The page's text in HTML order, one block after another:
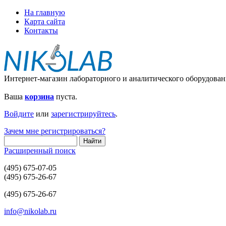
На главную
Карта сайта
Контакты
Интернет-магазин лабораторного и аналитического
Ваша корзина пуста.
Войдите или зарегистрируйтесь.
Зачем мне регистрироваться?
Расширенный поиск
(495) 675-07-05
(495) 675-26-67
(495) 675-26-67
info@nikolab.ru